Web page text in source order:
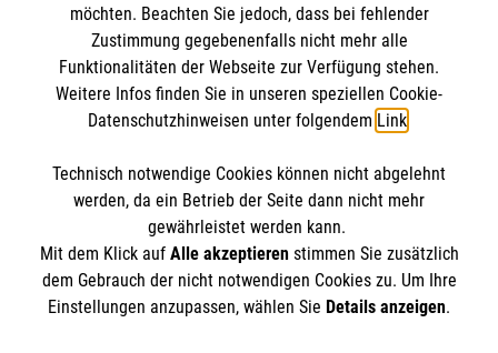
Kontakt
Malteser in Deutschland
Malteserorden
Sharepoint
Spendenkonto
IBAN: DE68 3706 0193 4006 4700 20
BIC: GENODED 1PA7
So finden Sie uns
Am Hospital 19
34560 Fritzlar
Der Malteser Hilfsdienst e.V. ist als eingetragene
möchten. Beachten Sie jedoch, dass bei fehlender
Zustimmung gegebenenfalls nicht mehr alle
Funktionalitäten der Webseite zur Verfügung stehen.
Weitere Infos finden Sie in unseren speziellen Cookie-
Datenschutzhinweisen unter folgendem Link.
Technisch notwendige Cookies können nicht abgelehnt
werden, da ein Betrieb der Seite dann nicht mehr
gewährleistet werden kann.
Mit dem Klick auf Alle akzeptierenstimmen Sie zusätzlich
dem Gebrauch der nicht notwendigen Cookies zu. Um Ihre
Einstellungen anzupassen, wählen Sie Details anzeigen.